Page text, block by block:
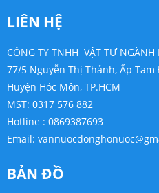
LIÊN HỆ
CÔNG TY TNHH VẬT TƯ NGÀNH
77/5 Nguyễn Thị Thảnh, Ấp
Huyện Hóc Môn, TP.HCM
MST: 0317 576 882
Hotline : 0869387693
Email:
BẢN ĐỒ